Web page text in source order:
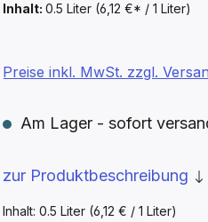
Inhalt: 0.5 Liter (6,12 €* / 1 Liter)
Inhalt: 0.5 Liter (6,12 € / 1 Liter)
Preise inkl. MwSt. zzgl.
Am Lager - sofort
zur Produktbeschreibung